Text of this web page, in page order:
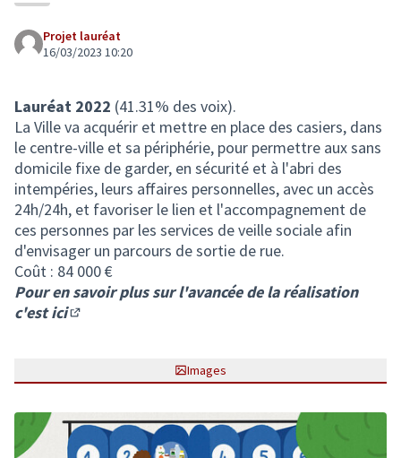
Projet lauréat
16/03/2023 10:20
Lauréat 2022 (41.31% des voix).
La Ville va acquérir et mettre en place des casiers, dans
le centre-ville et sa périphérie, pour permettre aux sans
domicile fixe de garder, en sécurité et à l'abri des
intempéries, leurs affaires personnelles, avec un accès
24h/24h, et favoriser le lien et l'accompagnement de
ces personnes par les services de veille sociale afin
d'envisager un parcours de sortie de rue.
Coût : 84 000 €
Pour en savoir plus sur l'avancée de la réalisation
c'est ici
Images